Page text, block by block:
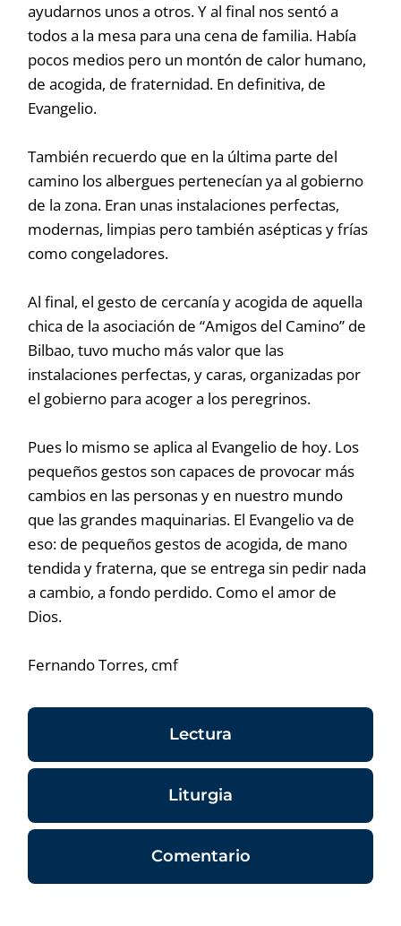
ayudarnos unos a otros. Y al final nos sentó a
todos a la mesa para una cena de familia. Había
pocos medios pero un montón de calor humano,
de acogida, de fraternidad. En definitiva, de
Evangelio.
También recuerdo que en la última parte del
camino los albergues pertenecían ya al gobierno
de la zona. Eran unas instalaciones perfectas,
modernas, limpias pero también asépticas y frías
como congeladores.
Al final, el gesto de cercanía y acogida de aquella
chica de la asociación de “Amigos del Camino” de
Bilbao, tuvo mucho más valor que las
instalaciones perfectas, y caras, organizadas por
el gobierno para acoger a los peregrinos.
Pues lo mismo se aplica al Evangelio de hoy. Los
pequeños gestos son capaces de provocar más
cambios en las personas y en nuestro mundo
que las grandes maquinarias. El Evangelio va de
eso: de pequeños gestos de acogida, de mano
tendida y fraterna, que se entrega sin pedir nada
a cambio, a fondo perdido. Como el amor de
Dios.
Fernando Torres, cmf
Lectura
Liturgia
Comentario